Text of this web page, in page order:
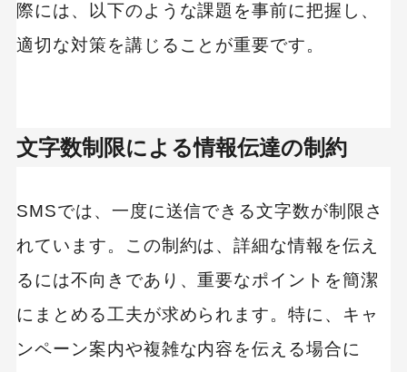
際には、以下のような課題を事前に把握し、
適切な対策を講じることが重要です。
文字数制限による情報伝達の制約
SMSでは、一度に送信できる文字数が制限さ
れています。この制約は、詳細な情報を伝え
るには不向きであり、重要なポイントを簡潔
にまとめる工夫が求められます。特に、キャ
ンペーン案内や複雑な内容を伝える場合に